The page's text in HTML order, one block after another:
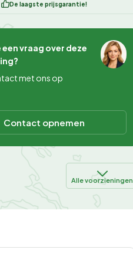
De laagste prijsgarantie!
een vraag over deze
met ons op
Contact opnemen
Alle voorzieningen